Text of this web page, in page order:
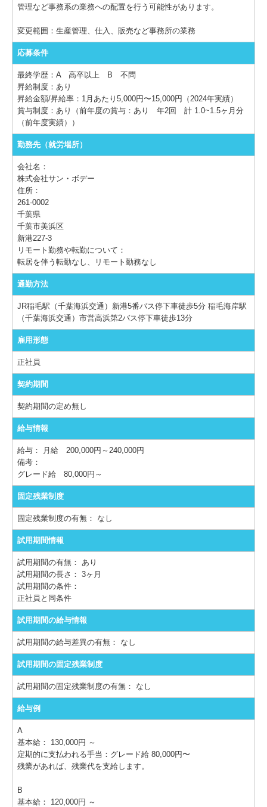
管理など事務系の業務への配置を行う可能性があります。
変更範囲：生産管理、仕入、販売など事務所の業務
応募条件
最終学歴：A 高卒以上 B 不問
昇給制度：あり
昇給金額/昇給率：1月あたり5,000円〜15,000円（2024年実績）
賞与制度：あり（前年度の賞与：あり 年2回 計 1.0~1.5ヶ月分
（前年度実績））
勤務先（就労場所）
会社名：
株式会社サン・ボデー
住所：
261-0002
千葉県
千葉市美浜区
新港227-3
リモート勤務や転勤について：
転居を伴う転勤なし、リモート勤務なし
通勤方法
JR稲毛駅（千葉海浜交通）新港5番バス停下車徒歩5分 稲毛海岸駅
（千葉海浜交通）市営高浜第2バス停下車徒歩13分
雇用形態
正社員
契約期間
契約期間の定め無し
給与情報
給与：
月給 200,000円～240,000円
備考：
グレード給 80,000円～
固定残業制度
固定残業制度の有無： なし
試用期間情報
試用期間の有無： あり
試用期間の長さ： 3ヶ月
試用期間の条件：
正社員と同条件
試用期間の給与情報
試用期間の給与差異の有無： なし
試用期間の固定残業制度
試用期間の固定残業制度の有無： なし
給与例
A
基本給： 130,000円 ～
定期的に支払われる手当：グレード給 80,000円〜
残業があれば、残業代を支給します。
B
基本給： 120,000円 ～